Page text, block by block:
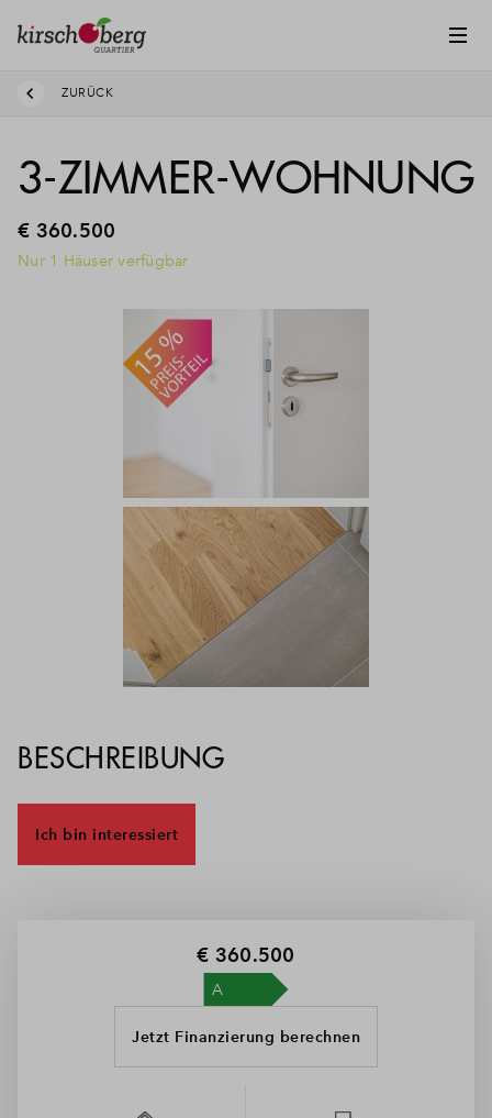
ZURÜCK
3-ZIMMER-WOHNUNG
€ 360.500
Nur 1 Häuser verfügbar
BESCHREIBUNG
Ich bin interessiert
€ 360.500
Jetzt Finanzierung berechnen